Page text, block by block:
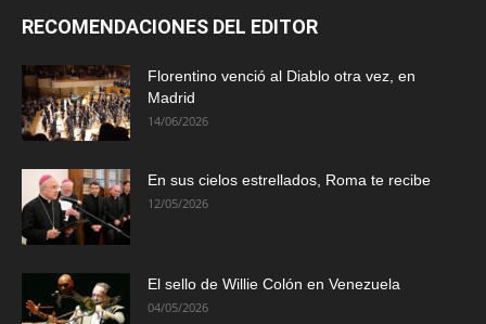
RECOMENDACIONES DEL EDITOR
Florentino venció al Diablo otra vez, en
Madrid
14/06/2026
En sus cielos estrellados, Roma te recibe
12/05/2026
El sello de Willie Colón en Venezuela
04/05/2026